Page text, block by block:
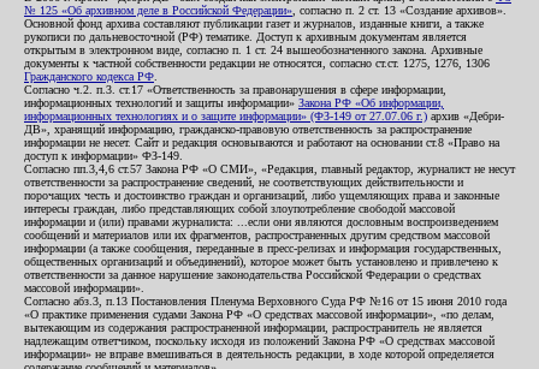
№ 125 «Об архивном деле в Российской Федерации» , согласно п. 2 ст. 13 «Создание архивов».
Основной фонд архива составляют публикации газет и журналов, изданные книги, а также
рукописи по дальневосточной (РФ) тематике. Доступ к архивным документам является
открытым в электронном виде, согласно п. 1 ст. 24 вышеобозначенного закона. Архивные
документы к частной собственности редакции не относятся, согласно ст.ст. 1275, 1276, 1306
Гражданского кодекса РФ
Согласно ч.2. п.3. ст.17 «Ответственность за правонарушения в сфере информации,
информационных технологий и защиты информации» Закона РФ «Об информации,
информационных технологиях и о защите информации» (ФЗ-149 от 27.07.06 г.) архив «Дебри-
ДВ», хранящий информацию, гражданско-правовую ответственность за распространение
информации не несет. Сайт и редакция основываются и работают на основании ст.8 «Право на
доступ к информации» ФЗ-149.
Согласно пп.3,4,6 ст.57 Закона РФ «О СМИ», «Редакция, главный редактор, журналист не несут
ответственности за распространение сведений, не соответствующих действительности и
порочащих честь и достоинство граждан и организаций, либо ущемляющих права и законные
интересы граждан, либо представляющих собой злоупотребление свободой массовой
информации и (или) правами журналиста: ...если они являются дословным воспроизведением
сообщений и материалов или их фрагментов, распространенных другим средством массовой
информации (а также сообщения, переданные в пресс-релизах и информация государственных,
общественных организаций и объединений), которое может быть установлено и привлечено к
ответственности за данное нарушение законодательства Российской Федерации о средствах
массовой информации».
Согласно абз.3, п.13 Постановления Пленума Верховного Суда РФ №16 от 15 июня 2010 года
«О практике применения судами Закона РФ «О средствах массовой информации», «по делам,
вытекающим из содержания распространенной информации, распространитель не является
надлежащим ответчиком, поскольку исходя из положений Закона РФ «О средствах массовой
информации» не вправе вмешиваться в деятельность редакции, в ходе которой определяется